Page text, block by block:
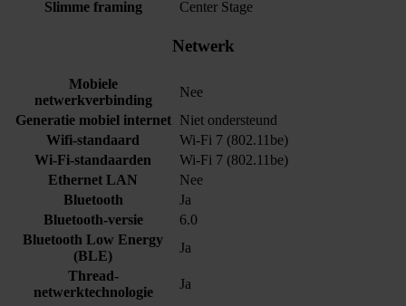
Slimme framing Center Stage
Netwerk
Mobiele
netwerkverbinding
Nee
Generatie mobiel internet
Niet ondersteund
Wifi-standaard
Wi-Fi 7 (802.11be)
Wi-Fi-standaarden
Wi-Fi 7 (802.11be)
Ethernet LAN
Nee
Bluetooth
Ja
Bluetooth-versie
6.0
Bluetooth Low Energy
(BLE)
Ja
Thread-
netwerktechnologie
Ja